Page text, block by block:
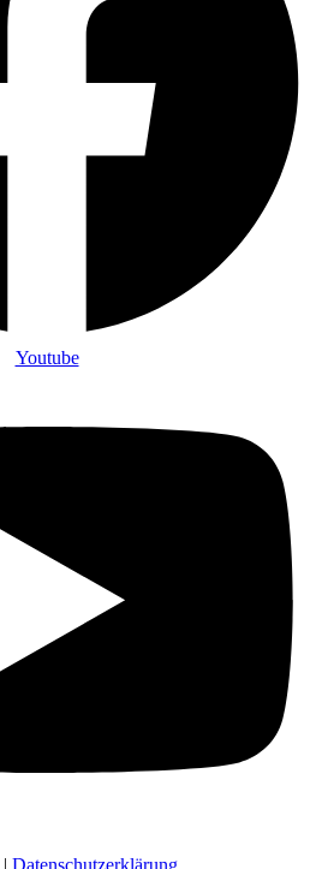
Youtube
| Datenschutzerklärung